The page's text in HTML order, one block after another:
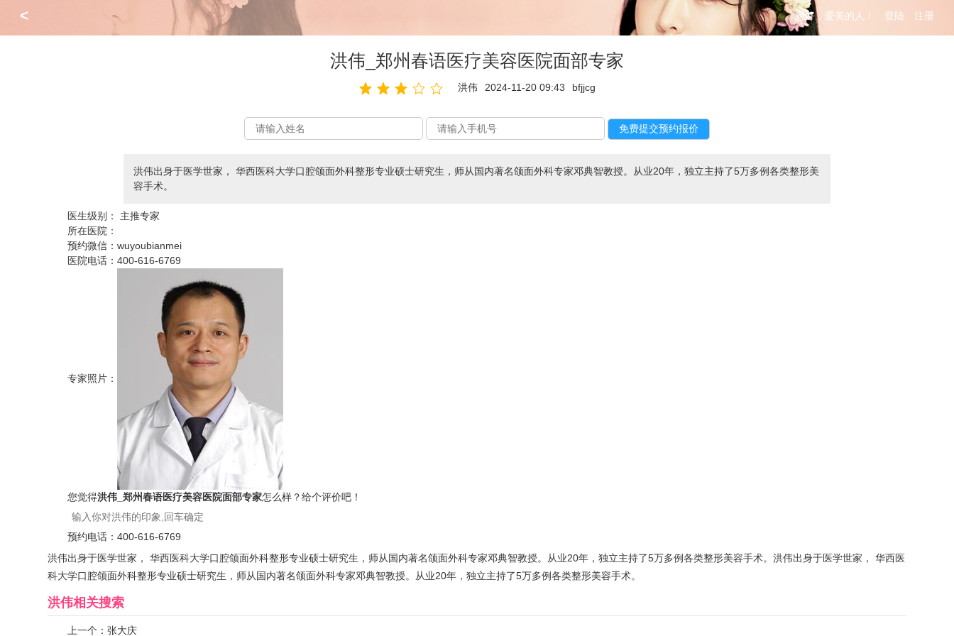
< 您好，爱美的人！ 登陆 注册
洪伟_郑州春语医疗美容医院面部专家
洪伟 2024-11-20 09:43 bfjjcg
洪伟出身于医学世家， 华西医科大学口腔颌面外科整形专业硕士研究生，师从国内著名颌面外科专家邓典智教授。从业20年，独立主持了5万多例各类整形美
容手术。
医生级别：
主推专家
所在医院：
预约微信：wuyoubianmei
医院电话：400-616-6769
专家照片：
您觉得洪伟_郑州春语医疗美容医院面部专家怎么样？给个评价吧！
预约电话：400-616-6769
洪伟出身于医学世家， 华西医科大学口腔颌面外科整形专业硕士研究生，师从国内著名颌面外科专家邓典智教授。从业20年，独立主持了5万多例各类整形美容手术。洪伟出身于医学世家， 华西医
科大学口腔颌面外科整形专业硕士研究生，师从国内著名颌面外科专家邓典智教授。从业20年，独立主持了5万多例各类整形美容手术。
洪伟相关搜索
上一个：张大庆